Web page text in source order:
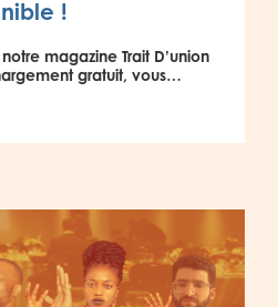
!
magazine Trait D’union
gratuit, vous…